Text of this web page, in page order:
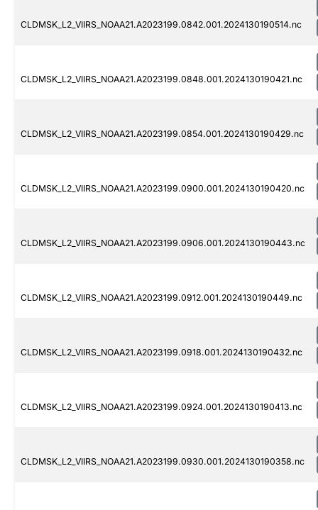
CLDMSK_L2_VIIRS_NOAA21.A2023199.0842.001.2024130190514.nc
CLDMSK_L2_VIIRS_NOAA21.A2023199.0848.001.2024130190421.nc
CLDMSK_L2_VIIRS_NOAA21.A2023199.0854.001.2024130190429.nc
CLDMSK_L2_VIIRS_NOAA21.A2023199.0900.001.2024130190420.nc
CLDMSK_L2_VIIRS_NOAA21.A2023199.0906.001.2024130190443.nc
CLDMSK_L2_VIIRS_NOAA21.A2023199.0912.001.2024130190449.nc
CLDMSK_L2_VIIRS_NOAA21.A2023199.0918.001.2024130190432.nc
CLDMSK_L2_VIIRS_NOAA21.A2023199.0924.001.2024130190413.nc
CLDMSK_L2_VIIRS_NOAA21.A2023199.0930.001.2024130190358.nc